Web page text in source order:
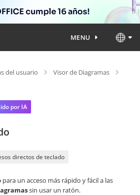
cumple 16 años!
MENU
del usuario
Visor de Diagramas
por IA
directos de teclado
para un acceso más rápido y fácil a las
sin usar un ratón.